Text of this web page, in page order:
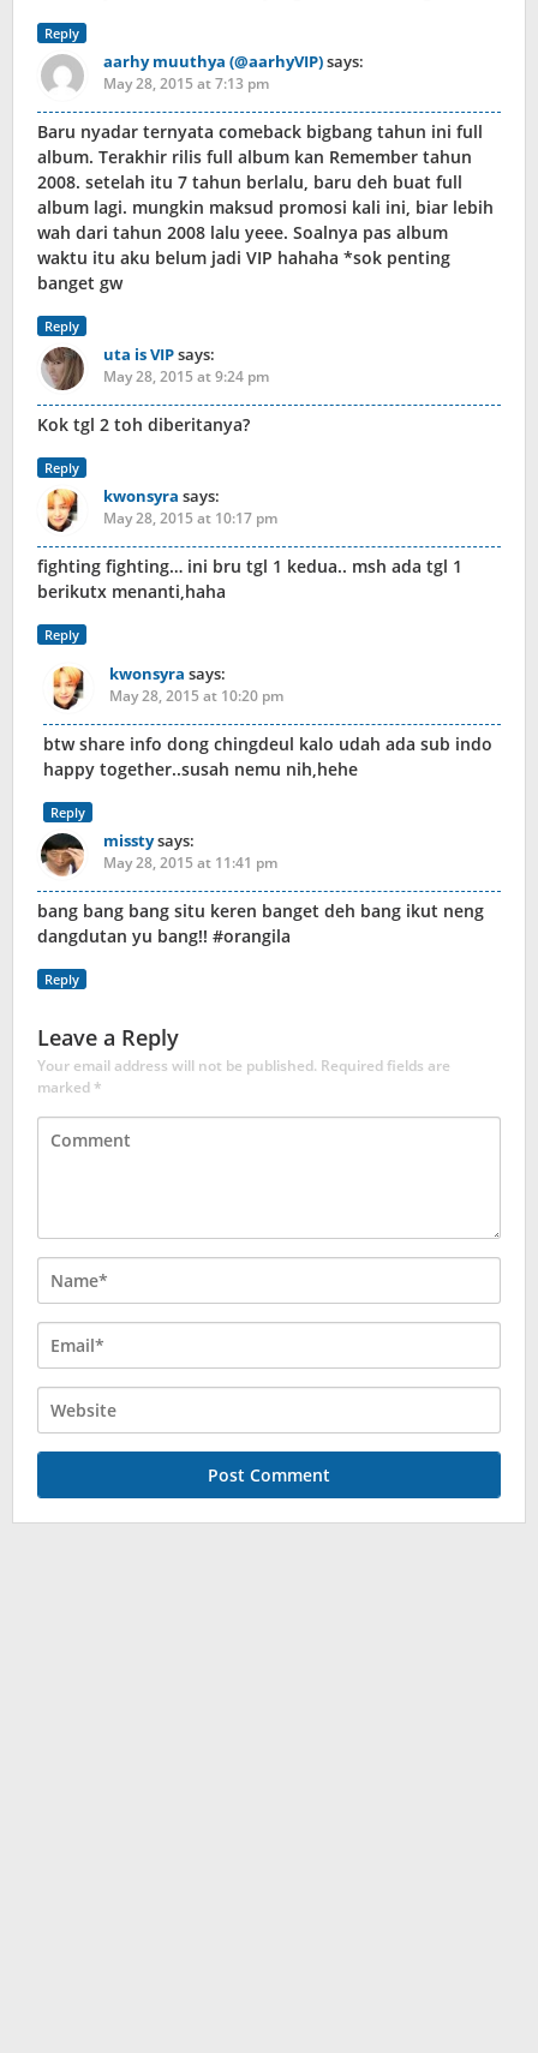
Reply
aarhy muuthya (@aarhyVIP)says:
May 28, 2015 at 7:13 pm
Baru nyadar ternyata comeback bigbang tahun ini full
album. Terakhir rilis full album kan Remember tahun
2008. setelah itu 7 tahun berlalu, baru deh buat full
album lagi. mungkin maksud promosi kali ini, biar lebih
wah dari tahun 2008 lalu yeee. Soalnya pas album
waktu itu aku belum jadi VIP hahaha *sok penting
banget gw
Reply
uta is VIPsays:
May 28, 2015 at 9:24 pm
Kok tgl 2 toh diberitanya?
Reply
kwonsyra says:
May 28, 2015 at 10:17 pm
fighting fighting… ini bru tgl 1 kedua.. msh ada tgl 1
berikutx menanti,haha
Reply
kwonsyra says:
May 28, 2015 at 10:20 pm
btw share info dong chingdeul kalo udah ada sub indo
happy together..susah nemu nih,hehe
Reply
misstysays:
May 28, 2015 at 11:41 pm
bang bang bang situ keren banget deh bang ikut neng
dangdutan yu bang!! #orangila
Reply
Leave a Reply
Your email address will not be published. Required fields are
marked*